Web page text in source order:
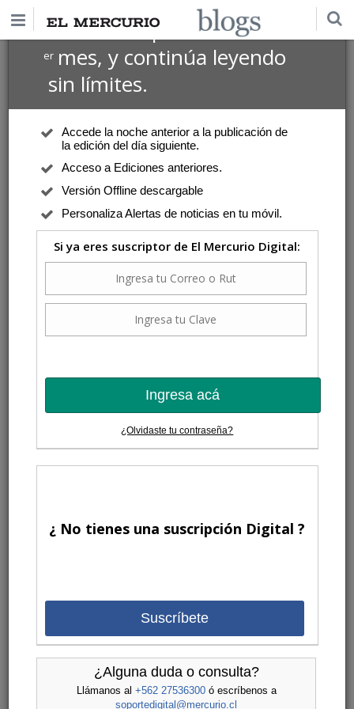
Suscríbete por $1 USD
ermes, y continúa leyendo
sin límites.
Accede la noche anterior a la publicación de
la edición del día siguiente.
Acceso a Ediciones anteriores.
Versión Offline descargable
Personaliza Alertas de noticias en tu móvil.
Si ya eres suscriptor de El Mercurio Digital:
Ingresa acá
¿Olvidaste tu contraseña?
¿ No tienes una suscripción Digital ?
Suscríbete
¿Alguna duda o consulta?
Llámanos al +562 27536300ó escríbenos a
soportedigital@mercurio.cl